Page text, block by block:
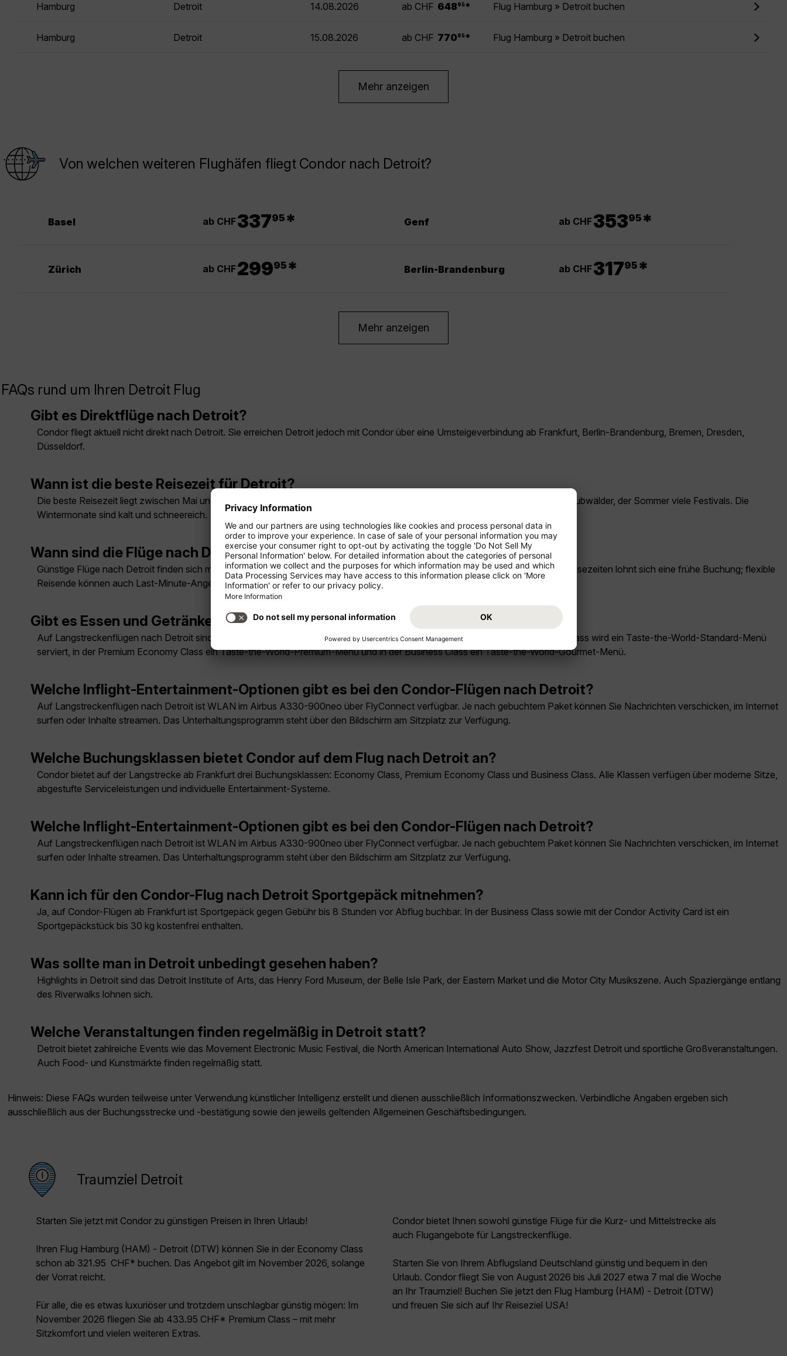
Hamburg Detroit 14.08.2026 ab CHF 648 95 * Flug Hamburg » Detroit buchen
Hamburg Detroit 15.08.2026 ab CHF 770 95 * Flug Hamburg » Detroit buchen
Mehr anzeigen
Von welchen weiteren Flughäfen fliegt Condor nach Detroit?
Basel ab CHF33795 * Genf ab CHF35395 *
Zürich ab CHF29995 * Berlin-Brandenburg ab CHF31795 *
Mehr anzeigen
FAQs rund um Ihren Detroit Flug
Gibt es Direktflüge nach Detroit?
Condor fliegt aktuell nicht direkt nach Detroit. Sie erreichen Detroit jedoch mit Condor über eine Umsteigeverbindung ab Frankfurt, Berlin-Brandenburg, Bremen, Dresden,
Düsseldorf.
Wann ist die beste Reisezeit für Detroit?
Die beste Reisezeit liegt zwischen Mai und Oktober, wenn die Temperaturen mild bis warm sind. Der Herbst bietet farbenfrohe Laubwälder, der Sommer viele Festivals. Die
Wintermonate sind kalt und schneereich.
Wann sind die Flüge nach Detroit am günstigsten?
Günstige Flüge nach Detroit finden sich meist außerhalb der Ferienzeiten und bei flexiblen Reisedaten. Für stark nachgefragte Reisezeiten lohnt sich eine frühe Buchung; flexible
Reisende können auch Last-Minute-Angebote prüfen.
Gibt es Essen und Getränke auf dem Condor-Flug nach Detroit?
Auf Langstreckenflügen nach Detroit sind Mahlzeiten und Getränke je nach gebuchter Reiseklasse enthalten. In der Economy Class wird ein Taste-the-World-Standard-Menü
serviert, in der Premium Economy Class ein Taste-the-World-Premium-Menü und in der Business Class ein Taste-the-World-Gourmet-Menü.
Welche Inflight-Entertainment-Optionen gibt es bei den Condor-Flügen nach Detroit?
Auf Langstreckenflügen nach Detroit ist WLAN im Airbus A330-900neo über FlyConnect verfügbar. Je nach gebuchtem Paket können Sie Nachrichten verschicken, im Internet
surfen oder Inhalte streamen. Das Unterhaltungsprogramm steht über den Bildschirm am Sitzplatz zur Verfügung.
Welche Buchungsklassen bietet Condor auf dem Flug nach Detroit an?
Condor bietet auf der Langstrecke ab Frankfurt drei Buchungsklassen: Economy Class, Premium Economy Class und Business Class. Alle Klassen verfügen über moderne Sitze,
abgestufte Serviceleistungen und individuelle Entertainment-Systeme.
Welche Inflight-Entertainment-Optionen gibt es bei den Condor-Flügen nach Detroit?
Auf Langstreckenflügen nach Detroit ist WLAN im Airbus A330-900neo über FlyConnect verfügbar. Je nach gebuchtem Paket können Sie Nachrichten verschicken, im Internet
surfen oder Inhalte streamen. Das Unterhaltungsprogramm steht über den Bildschirm am Sitzplatz zur Verfügung.
Kann ich für den Condor-Flug nach Detroit Sportgepäck mitnehmen?
Ja, auf Condor-Flügen ab Frankfurt ist Sportgepäck gegen Gebühr bis 8 Stunden vor Abflug buchbar. In der Business Class sowie mit der Condor Activity Card ist ein
Sportgepäckstück bis 30 kg kostenfrei enthalten.
Was sollte man in Detroit unbedingt gesehen haben?
Highlights in Detroit sind das Detroit Institute of Arts, das Henry Ford Museum, der Belle Isle Park, der Eastern Market und die Motor City Musikszene. Auch Spaziergänge entlang
des Riverwalks lohnen sich.
Welche Veranstaltungen finden regelmäßig in Detroit statt?
Detroit bietet zahlreiche Events wie das Movement Electronic Music Festival, die North American International Auto Show, Jazzfest Detroit und sportliche Großveranstaltungen.
Auch Food- und Kunstmärkte finden regelmäßig statt.
Hinweis: Diese FAQs wurden teilweise unter Verwendung künstlicher Intelligenz erstellt und dienen ausschließlich Informationszwecken. Verbindliche Angaben ergeben sich
ausschließlich aus der Buchungsstrecke und -bestätigung sowie den jeweils geltenden Allgemeinen Geschäftsbedingungen.
Traumziel Detroit
Starten Sie jetzt mit Condor zu günstigen Preisen in Ihren Urlaub!
Ihren Flug Hamburg (HAM) - Detroit (DTW) können Sie in der Economy Class
schon ab 321.95 CHF* buchen. Das Angebot gilt im November 2026, solange
der Vorrat reicht.
Für alle, die es etwas luxuriöser und trotzdem unschlagbar günstig mögen: Im
November 2026 fliegen Sie ab 433.95 CHF* Premium Class – mit mehr
Sitzkomfort und vielen weiteren Extras.
Condor bietet Ihnen sowohl günstige Flüge für die Kurz- und Mittelstrecke als
auch Flugangebote für Langstreckenflüge.
Starten Sie von Ihrem Abflugsland Deutschland günstig und bequem in den
Urlaub. Condor fliegt Sie von August 2026 bis Juli 2027 etwa 7 mal die Woche
an Ihr Traumziel! Buchen Sie jetzt den Flug Hamburg (HAM) - Detroit (DTW)
und freuen Sie sich auf Ihr Reiseziel USA!